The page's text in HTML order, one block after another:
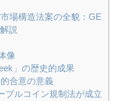
場構造法案の全貌：GE
説
像
」の歴史的成果
合意の意義
ブルコイン規制法が成立